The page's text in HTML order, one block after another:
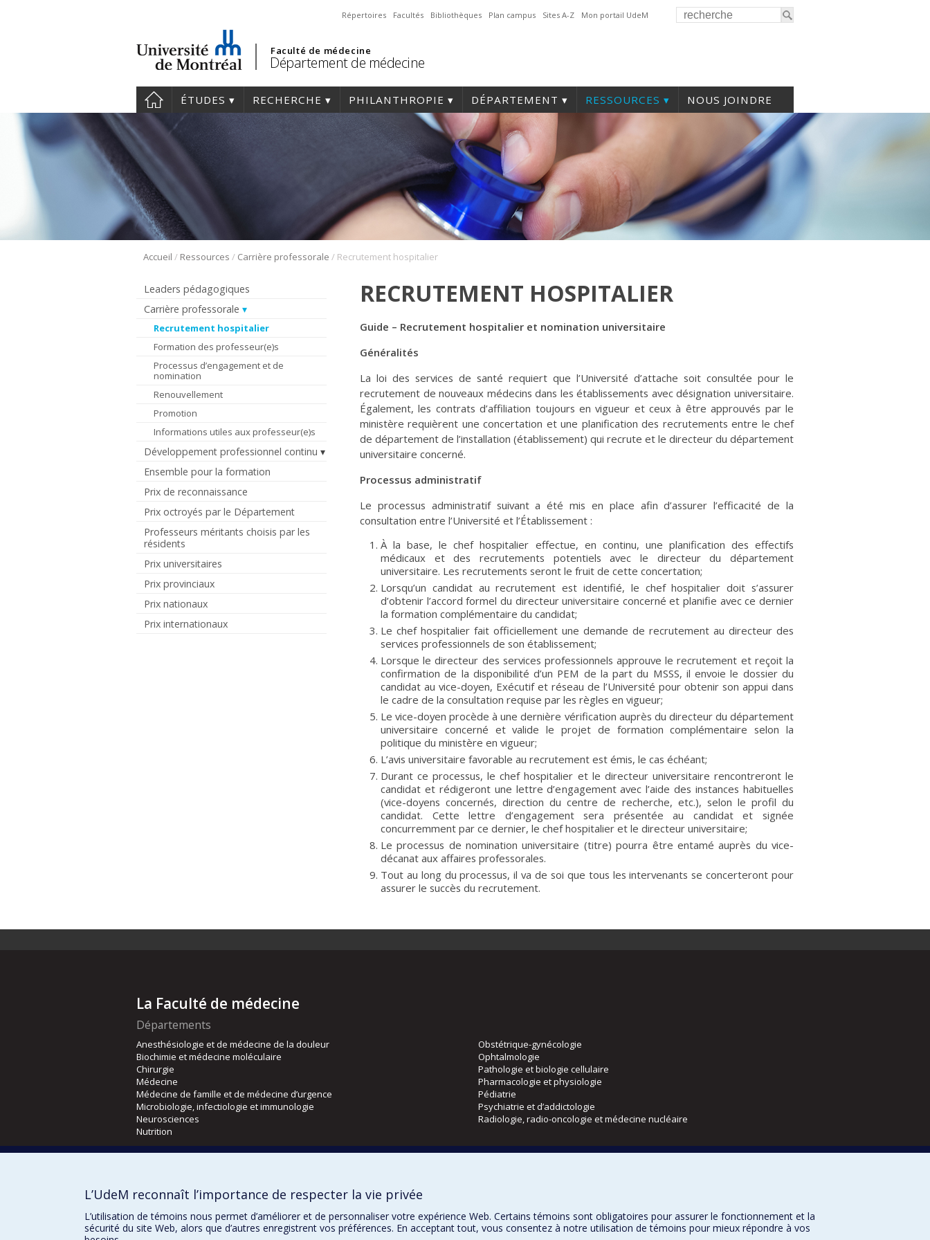
Répertoires Facultés Bibliothèques Plan campus Sites A-Z Mon portail UdeM
Faculté de médecine
Département de médecine
ÉTUDES RECHERCHE PHILANTHROPIE DÉPARTEMENT RESSOURCES NOUS JOINDRE
Accueil / Ressources / Carrière professorale / Recrutement hospitalier
Leaders pédagogiques
Carrière professorale
Recrutement hospitalier
Formation des professeur(e)s
Processus d’engagement et de
nomination
Renouvellement
Promotion
Informations utiles aux professeur(e)s
Développement professionnel continu
Ensemble pour la formation
Prix de reconnaissance
Prix octroyés par le Département
Professeurs méritants choisis par les
résidents
Prix universitaires
Prix provinciaux
Prix nationaux
Prix internationaux
RECRUTEMENT HOSPITALIER
Guide – Recrutement hospitalier et nomination universitaire
Généralités
La loi des services de santé requiert que l’Université d’attache soit consultée pour le
recrutement de nouveaux médecins dans les établissements avec désignation universitaire.
Également, les contrats d’affiliation toujours en vigueur et ceux à être approuvés par le
ministère requièrent une concertation et une planification des recrutements entre le chef
de département de l’installation (établissement) qui recrute et le directeur du département
universitaire concerné.
Processus administratif
Le processus administratif suivant a été mis en place afin d’assurer l’efficacité de la
consultation entre l’Université et l’Établissement :
À la base, le chef hospitalier effectue, en continu, une planification des effectifs
médicaux et des recrutements potentiels avec le directeur du département
universitaire. Les recrutements seront le fruit de cette concertation;
Lorsqu’un candidat au recrutement est identifié, le chef hospitalier doit s’assurer
d’obtenir l’accord formel du directeur universitaire concerné et planifie avec ce dernier
la formation complémentaire du candidat;
Le chef hospitalier fait officiellement une demande de recrutement au directeur des
services professionnels de son établissement;
Lorsque le directeur des services professionnels approuve le recrutement et reçoit la
confirmation de la disponibilité d’un PEM de la part du MSSS, il envoie le dossier du
candidat au vice-doyen, Exécutif et réseau de l’Université pour obtenir son appui dans
le cadre de la consultation requise par les règles en vigueur;
Le vice-doyen procède à une dernière vérification auprès du directeur du département
universitaire concerné et valide le projet de formation complémentaire selon la
politique du ministère en vigueur;
L’avis universitaire favorable au recrutement est émis, le cas échéant;
Durant ce processus, le chef hospitalier et le directeur universitaire rencontreront le
candidat et rédigeront une lettre d’engagement avec l’aide des instances habituelles
(vice-doyens concernés, direction du centre de recherche, etc.), selon le profil du
candidat. Cette lettre d’engagement sera présentée au candidat et signée
concurremment par ce dernier, le chef hospitalier et le directeur universitaire;
Le processus de nomination universitaire (titre) pourra être entamé auprès du vice-
décanat aux affaires professorales.
Tout au long du processus, il va de soi que tous les intervenants se concerteront pour
assurer le succès du recrutement.
La Faculté de médecine
Départements
Anesthésiologie et de médecine de la douleur
Biochimie et médecine moléculaire
Chirurgie
Médecine
Médecine de famille et de médecine d’urgence
Microbiologie, infectiologie et immunologie
Neurosciences
Nutrition
Obstétrique-gynécologie
Ophtalmologie
Pathologie et biologie cellulaire
Pharmacologie et physiologie
Pédiatrie
Psychiatrie et d’addictologie
Radiologie, radio-oncologie et médecine nucléaire
Orthophonie et audiologie
L’UdeM reconnaît l’importance de respecter la vie privée
L’utilisation de témoins nous permet d’améliorer et de personnaliser votre expérience Web. Certains témoins sont obligatoires pour assurer le fonctionnement et la
sécurité du site Web, alors que d’autres enregistrent vos préférences. En acceptant tout, vous consentez à notre utilisation de témoins pour mieux répondre à vos